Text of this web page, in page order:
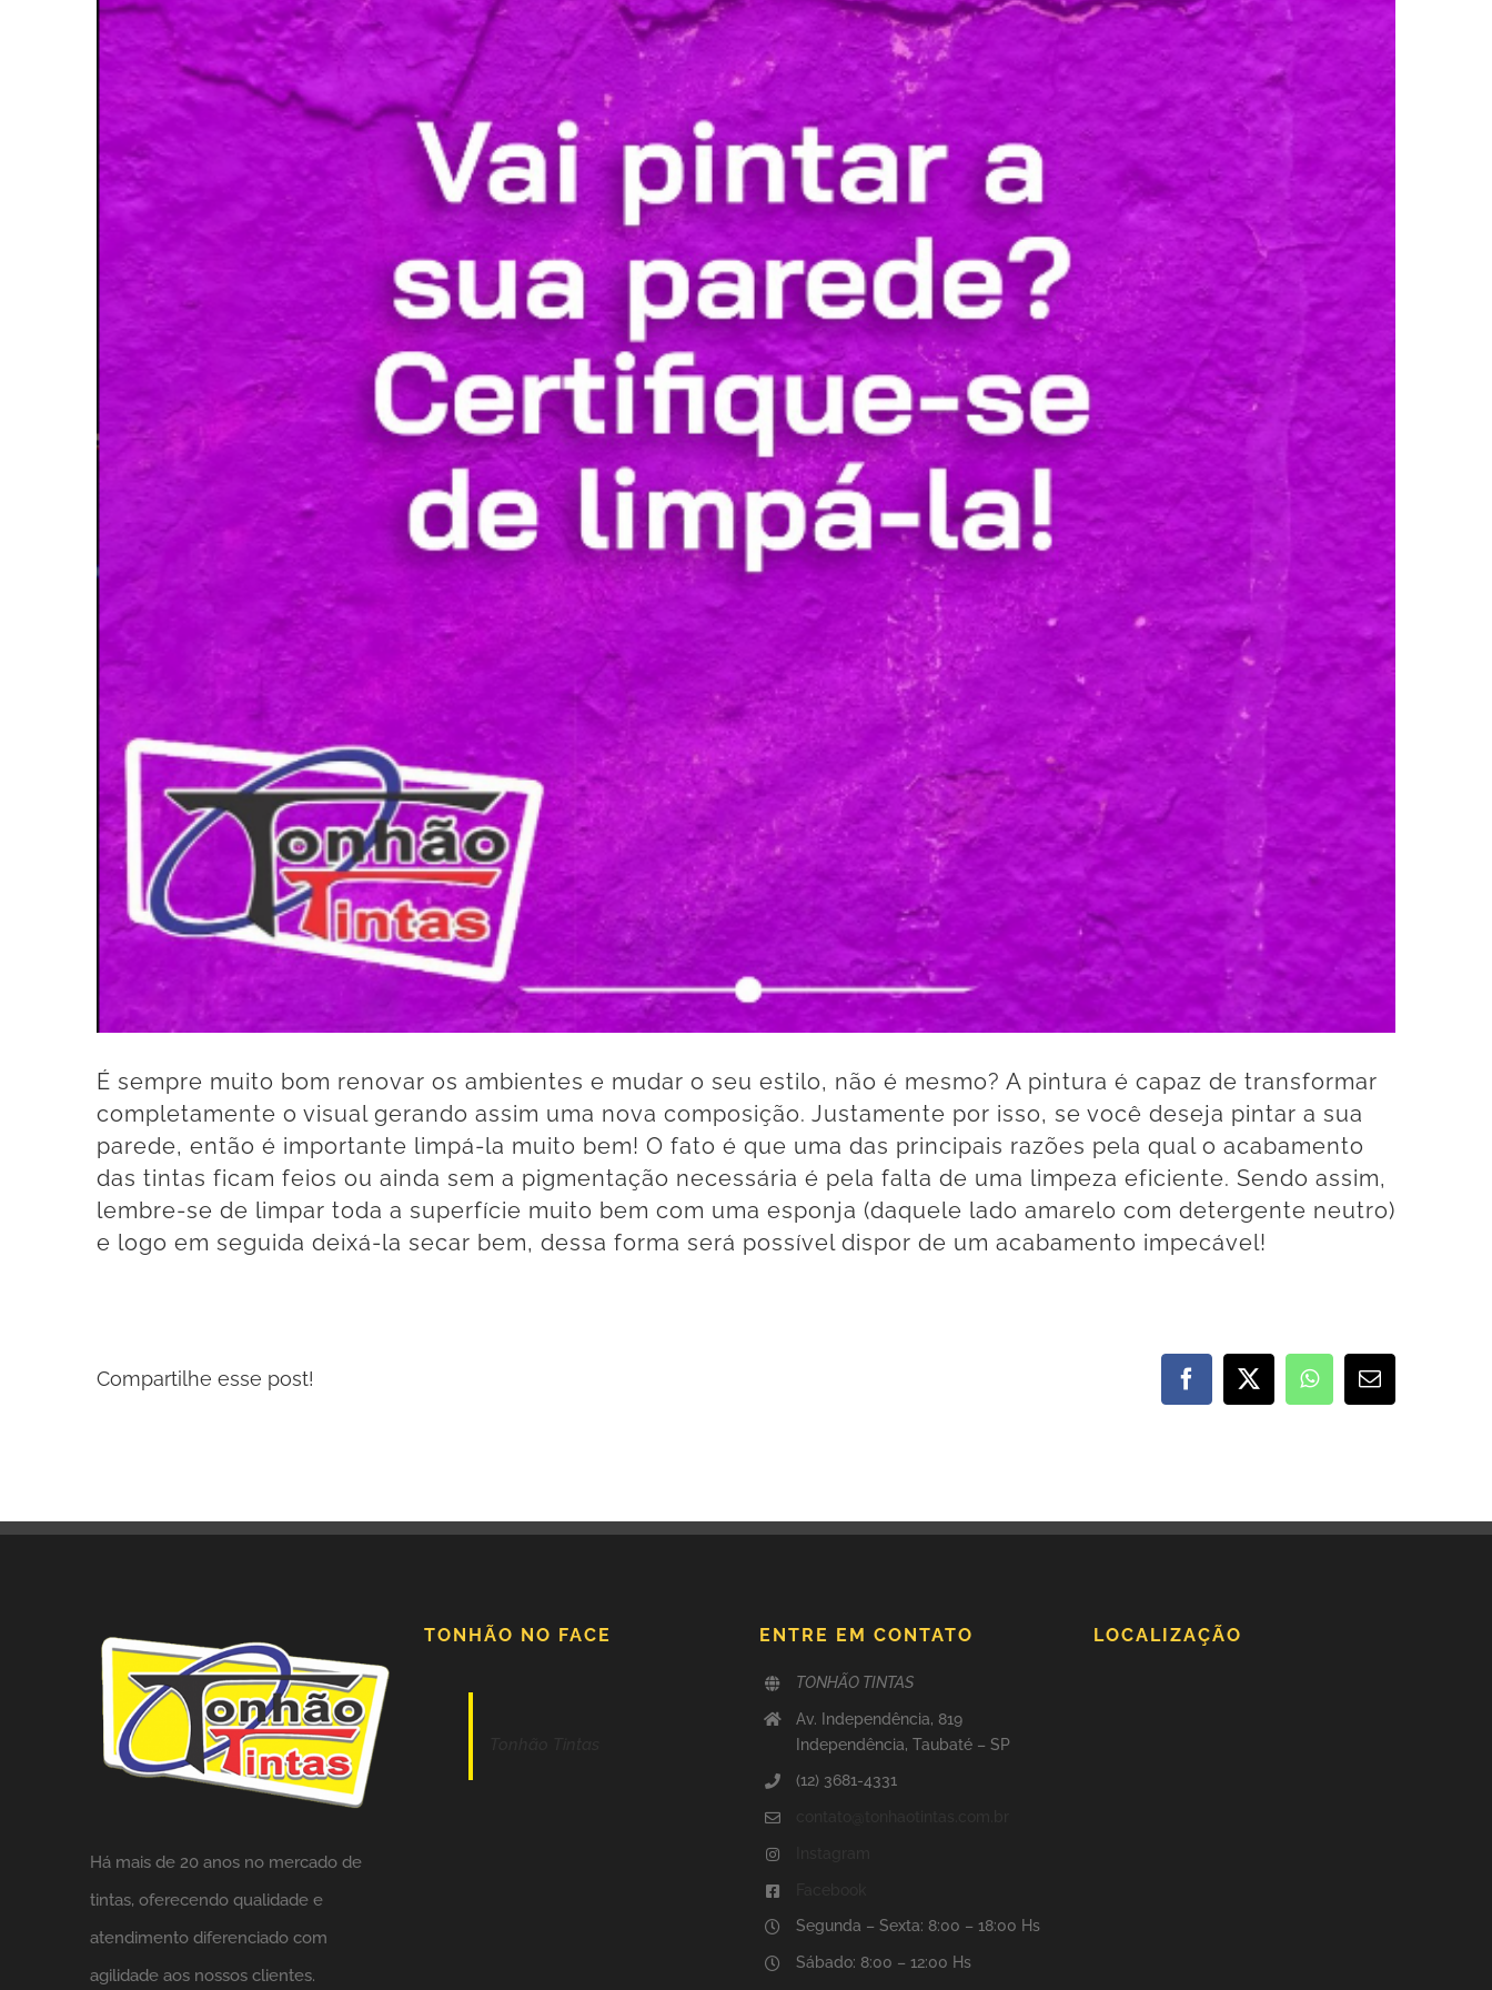
É sempre muito bom renovar os ambientes e mudar o seu estilo, não é mesmo? A pintura é capaz de transformar
completamente o visual gerando assim uma nova composição. Justamente por isso, se você deseja pintar a sua
parede, então é importante limpá-la muito bem! O fato é que uma das principais razões pela qual o acabamento
das tintas ficam feios ou ainda sem a pigmentação necessária é pela falta de uma limpeza eficiente. Sendo assim,
lembre-se de limpar toda a superfície muito bem com uma esponja (daquele lado amarelo com detergente neutro)
e logo em seguida deixá-la secar bem, dessa forma será possível dispor de um acabamento impecável!
Compartilhe esse post! Facebook
X WhatsApp
E-
mail
Há mais de 20 anos no mercado de
tintas, oferecendo qualidade e
atendimento diferenciado com
agilidade aos nossos clientes.
TONHÃO NO FACE ENTRE EM CONTATO
TONHÃO TINTAS
Av. Independência, 819
Independência, Taubaté – SP
(12) 3681-4331
Segunda – Sexta: 8:00 – 18:00 Hs
Sábado: 8:00 – 12:00 Hs
LOCALIZAÇÃO